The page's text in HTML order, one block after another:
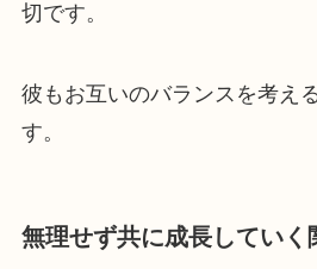
切です。
彼もお互いのバランスを考え
す。
無理せず共に成長していく